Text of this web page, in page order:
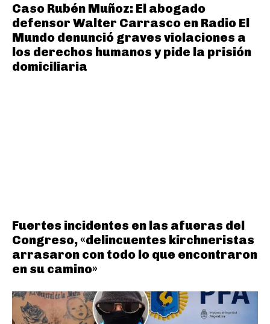
Caso Rubén Muñoz: El abogado
defensor Walter Carrasco en Radio El
Mundo denunció graves violaciones a
los derechos humanos y pide la prisión
domiciliaria
Fuertes incidentes en las afueras del
Congreso, «delincuentes kirchneristas
arrasaron con todo lo que encontraron
en su camino»